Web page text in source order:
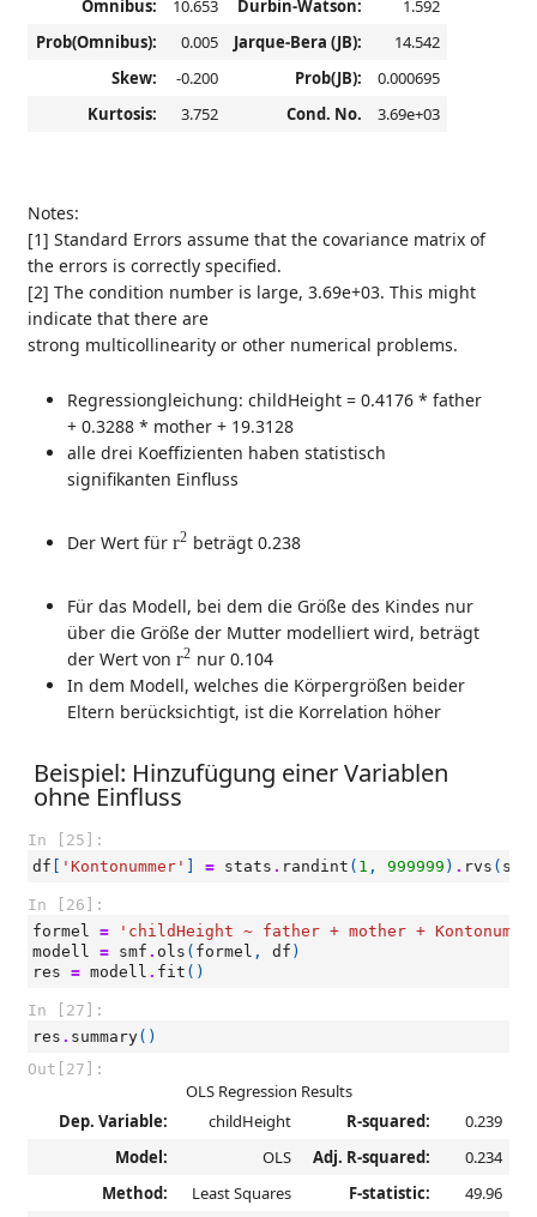
Omnibus: 10.653 Durbin-Watson:
1.592
Prob(Omnibus):
0.005 Jarque-Bera (JB):
14.542
Skew:
-0.200 Prob(JB):
0.000695
Kurtosis:
3.752 Cond. No. 3.69e+03
Notes:
[1] Standard Errors assume that the covariance matrix of
the errors is correctly specified.
[2] The condition number is large, 3.69e+03. This might
indicate that there are
strong multicollinearity or other numerical problems.
Regressiongleichung: childHeight = 0.4176 * father
+ 0.3288 * mother + 19.3128
alle drei Koeffizienten haben statistisch
signifikanten Einfluss
Der Wert für r2
r2 beträgt 0.238
Für das Modell, bei dem die Größe des Kindes nur
über die Größe der Mutter modelliert wird, beträgt
der Wert von r2
r2 nur 0.104
In dem Modell, welches die Körpergrößen beider
Eltern berücksichtigt, ist die Korrelation höher
Beispiel: Hinzufügung einer Variablen
ohne Einfluss
In [25]:
df
'Kontonummer' = stats . randint ( 1 , 999999 ) . rvs (
In [26]:
formel =
'childHeight ~ father + mother +
modell = smf . ols ( formel , df )
res = modell . fit ()
In [27]:
res . summary()
Out[27]:
OLS Regression Results
Dep. Variable:
childHeight R-squared:
0.239
Model:
OLS Adj. R-squared:
0.234
Method:
Least Squares F-statistic: 49.96